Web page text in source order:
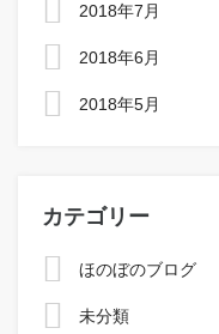
2018年7月
2018年6月
2018年5月
カテゴリー
ほのぼのブログ
未分類